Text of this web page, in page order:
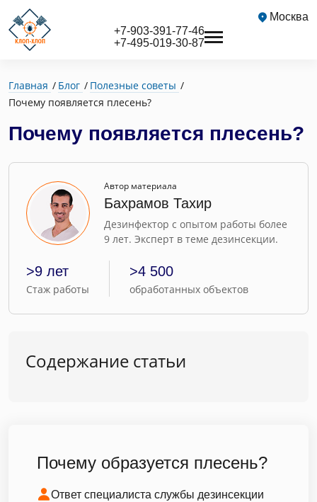
Москва
+7-903-391-77-46
+7-495-019-30-87
Главная Блог
Полезные советы
Почему появляется плесень?
Почему появляется плесень?
Автор материала
Бахрамов Тахир
Дезинфектор с опытом работы более
9 лет. Эксперт в теме дезинсекции.
>9 лет
Стаж работы
>4 500
обработанных объектов
Содержание статьи
Почему образуется плесень?
Ответ специалиста службы дезинсекции